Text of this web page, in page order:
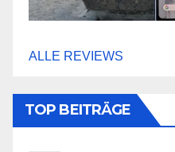
ALLE REVIEWS
TOP BEITRÄGE